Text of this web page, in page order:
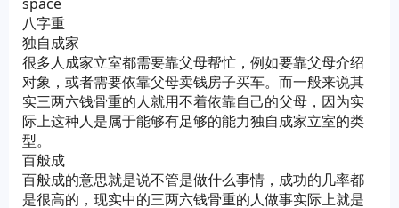
八字重
独自成家
很多人成家立室都需要靠父母帮忙，例如要靠父母介绍
对象，或者需要依靠父母卖钱房子买车。而一般来说其
实三两六钱骨重的人就用不着依靠自己的父母，因为实
际上这种人是属于能够有足够的能力独自成家立室的类
型。
百般成
百般成的意思就是说不管是做什么事情，成功的几率都
是很高的，现实中的三两六钱骨重的人做事实际上就是